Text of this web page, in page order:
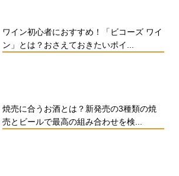
ワイン初心者におすすめ！「ビコーズ ワイ
ン」とは？おさえておきたいポイ...
焼売に合うお酒とは？新発売の3種類の焼
売とビールで最高の組み合わせを検...